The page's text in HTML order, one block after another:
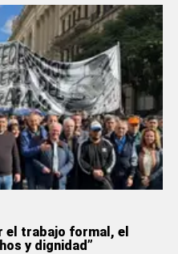
el trabajo formal, el
y dignidad”